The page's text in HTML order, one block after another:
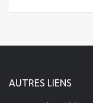
AUTRES LIENS